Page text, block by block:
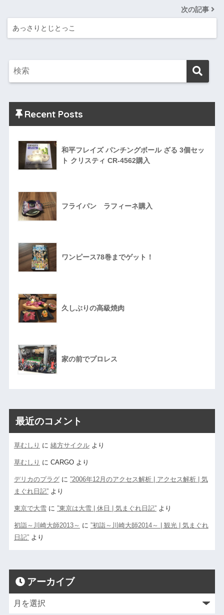
次の記事
あっさりとじとっこ
Recent Posts
和平フレイズ パンチングボール ざる 3個セッ
ト クリスティ CR-4562購入
フライパン ラフィーネ購入
ワンピース78巻までゲット！
久しぶりの高級焼肉
家の前でプロレス
最近のコメント
草むしり に 緒方サイクルより
草むしり に CARGOより
デリカのプラグに ”2006年12月のアクセス解析 | アクセス解析 | 気
まぐれ日記”より
東京で大雪に ”東京は大雪 | 休日 | 気まぐれ日記”より
初詣～川崎大師2013～ に ”初詣～川崎大師2014～ | 観光 | 気まぐれ
日記”より
アーカイブ